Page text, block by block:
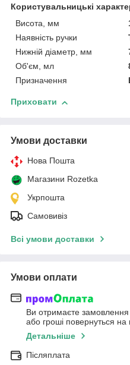
Користувальницькі
Висота, мм
Наявність ручки
Нижній діаметр, мм
Об'єм, мл
Призначення
Приховати
Умови доставки
Нова Пошта
Магазини Rozetka
Укрпошта
Самовивіз
Всі умови доставки
Умови оплати
Ви отримаєте замовлення
або гроші повернуться на
Детальніше
Післяплата